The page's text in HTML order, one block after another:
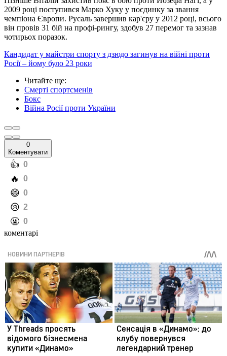
2009 році поступився Марко Хуку у поєдинку за звання
чемпіона Європи. Русаль завершив кар'єру у 2012 році, всього
він провів 31 бій на профі-рингу, здобув 27 перемог та зазнав
чотирьох поразок.
Кандидат у майстри спорту з дзюдо загинув на війні проти
Росії – йому було 23 роки
Читайте ще:
Смерті спортсменів
Бокс
Війна Росії проти України
0
Коментувати
️👍 0
️🔥 0
️😄 0
️😢 2
️🤬 0
коментарі